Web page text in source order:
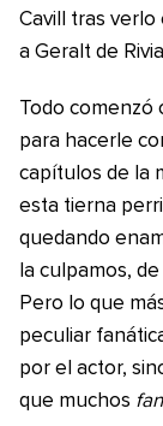
Cavill tras verlo
a Geralt de
Todo comenzó
para hacerle
capítulos de la
esta tierna
quedando
la culpamos,
Pero lo que
peculiar
por el actor,
que muchos